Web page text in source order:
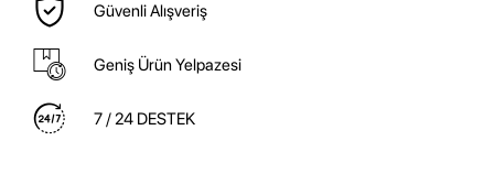
Güvenli Alışveriş
Geniş Ürün Yelpazesi
7 / 24 DESTEK